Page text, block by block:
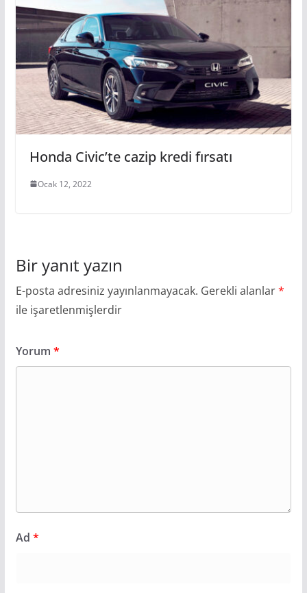
Honda Civic’te cazip kredi fırsatı
Ocak 12, 2022
Bir yanıt yazın
E-posta adresiniz yayınlanmayacak. Gerekli alanlar*
ile işaretlenmişlerdir
Yorum *
Ad *